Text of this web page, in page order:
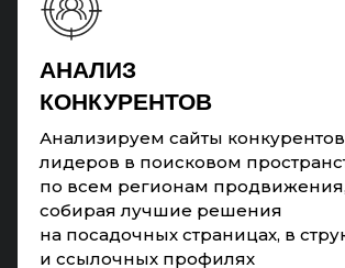
АНАЛИЗ
КОНКУРЕНТОВ
Анализируем сайты
лидеров в поисковом
по всем регионам продвижения,
собирая лучшие решения
на посадочных страницах, в
и ссылочных профилях